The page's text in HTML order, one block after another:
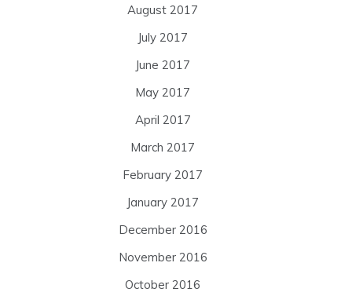
August 2017
July 2017
June 2017
May 2017
April 2017
March 2017
February 2017
January 2017
December 2016
November 2016
October 2016